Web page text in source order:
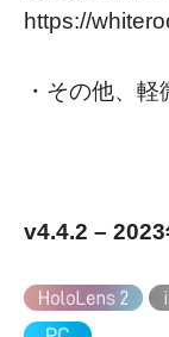
https://
・その他、
v4.4.2 – 2023